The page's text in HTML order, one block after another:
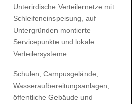
Unterirdische Verteilernetze mit
Schleifeneinspeisung, auf
Untergründen montierte
Servicepunkte und lokale
Verteilersysteme.
Schulen, Campusgelände,
Wasseraufbereitungsanlagen,
öffentliche Gebäude und